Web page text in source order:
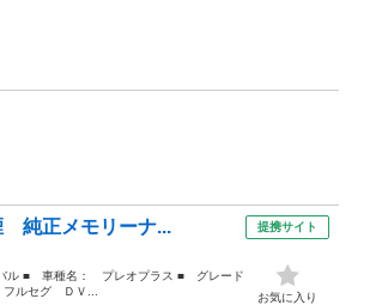
純正メモリーナ...
■ 車種名： プレオプラス ■ グレード
ルセグ ＤＶ...
提携サイト
お気に入り